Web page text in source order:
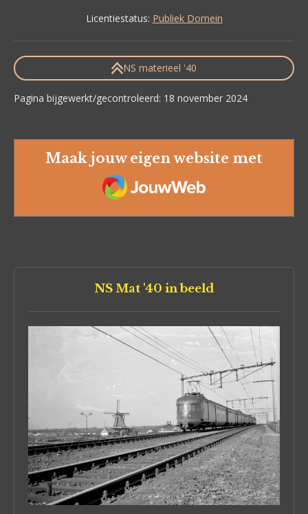
Licentiestatus: Publiek Domein
NS materieel '40
Pagina bijgewerkt/gecontroleerd: 18 november 2024
Maak jouw eigen website met
JouwWeb
NS Mat '40 in beeld